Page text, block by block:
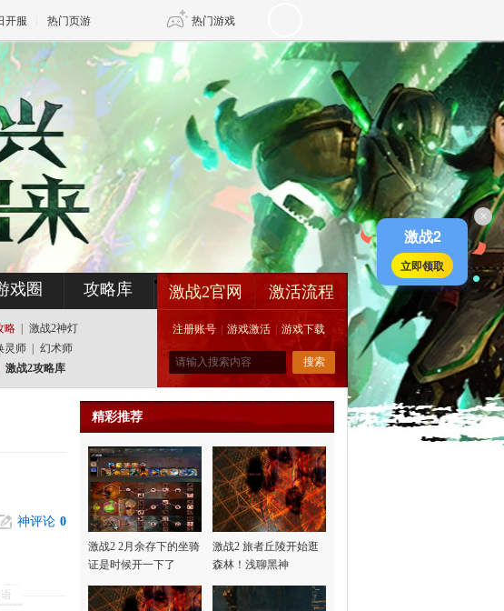
开服 热门页游 热门游戏
传奇4
天堂 剑网3旗舰版 新天龙八部
王权与自由 诛仙世界
戏圈 攻略库
略
激战2神灯
灵师
幻术师
激战2攻略库
激战2官网 激活流程
注册账号 游戏激活 游戏下载
神评论 0
精彩推荐
激战2 2月余存下的坐骑
证是时候开一下了
激战2 旅者丘陵开始逛
森林！浅聊黑神
话“悟…
×
激战2
立即领取